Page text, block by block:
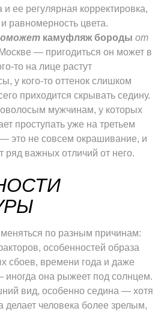
ее регулярная корректировка,
равномерность цвета.
камуфляж бороды от
— пригодиться он может в
то на лице растут
у кого-то оттенок слишком
приходится скрывать седину.
мужчинам, у которых
проступать уже на третьем
это не совсем окрашивание, и
ряд важных отличий от него.
по разным причинам:
особенностей образа
сбоев, времени года и даже
иногда она рыжеет под солнцем.
вид, особенно седина — хотя
делает человека более зрелым,